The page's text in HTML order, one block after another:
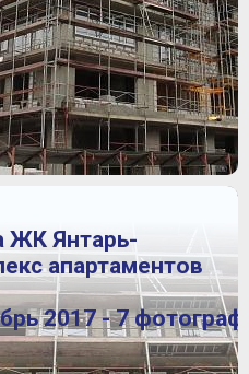
ЖК Янтарь-
апартаментов
2017 - 7